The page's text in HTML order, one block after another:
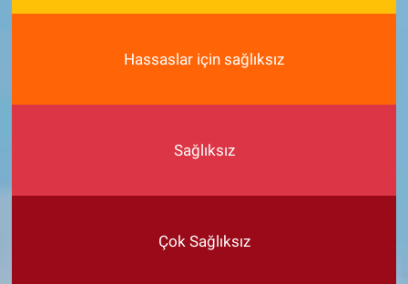
Hassaslar için sağlıksız
Sağlıksız
Çok Sağlıksız